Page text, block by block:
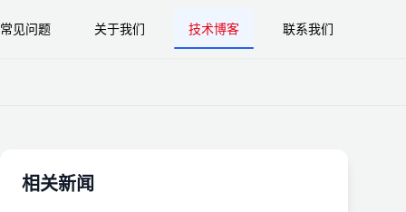
常见问题 关于我们 技术博客 联系我们
相关新闻